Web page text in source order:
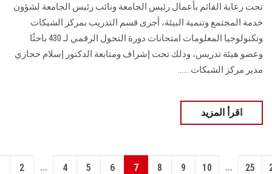
تحت رعاية القائم بأعمال رئيس الجامعة ونائب رئيس الجامعة لشؤون
خدمة المجتمع وتنمية البيئة، أجرى قسم التدريب بمركز الشبكات
وتكنولوجيا المعلومات امتحانات دورة التحول الرقمي لـ 430 باحثًا
وعضو هيئة تدريس، وذلك تحت إشراف ومتابعة الدكتور إسلام حجازي
مدير مركز الشبكات ......
اقرأ المزيد
2 ... 4 5 6 7 8 9 10 ... 25